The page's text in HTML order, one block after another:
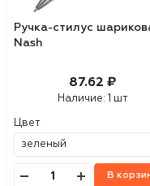
Ручка-стилус
Nash
87.62 ₽
Наличие: 1 шт
Цвет
В